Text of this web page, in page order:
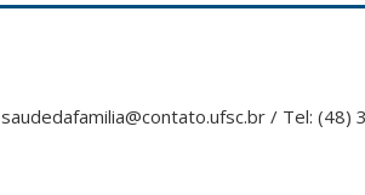
saudedafamilia@contato.ufsc.br / Tel: (48)